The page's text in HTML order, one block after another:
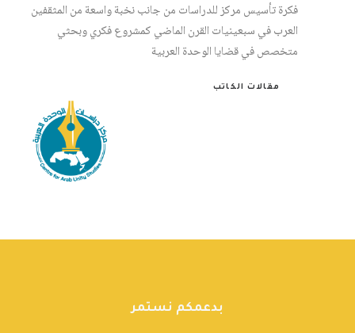
فكرة تأسيس مركز للدراسات من جانب نخبة واسعة من المثقفين
العرب في سبعينيات القرن الماضي كمشروع فكري وبحثي
متخصص في قضايا الوحدة العربية
مقالات الكاتب
بدعمكم نستمر